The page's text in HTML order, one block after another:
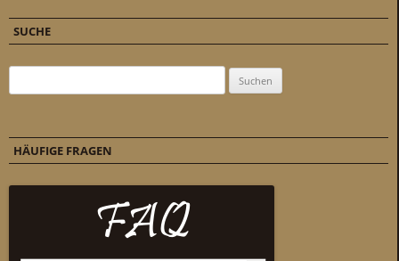
SUCHE
HÄUFIGE FRAGEN